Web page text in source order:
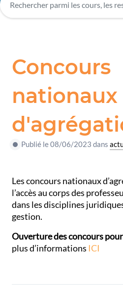
Concours
nationaux
Publié le 08/06/2023 dans
Les concours nationaux
l’accès au corps des
dans les disciplines
gestion.
Ouverture des concours
plus d’informations ICI